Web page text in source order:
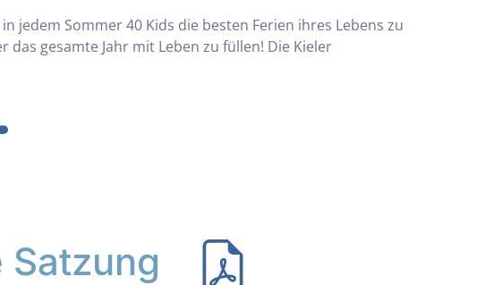
jedem Sommer 40 Kids die besten Ferien ihres Lebens zu
gesamte Jahr mit Leben zu füllen! Die Kieler
Satzung